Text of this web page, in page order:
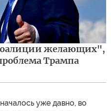
желающих",
Трампа
уже давно, во